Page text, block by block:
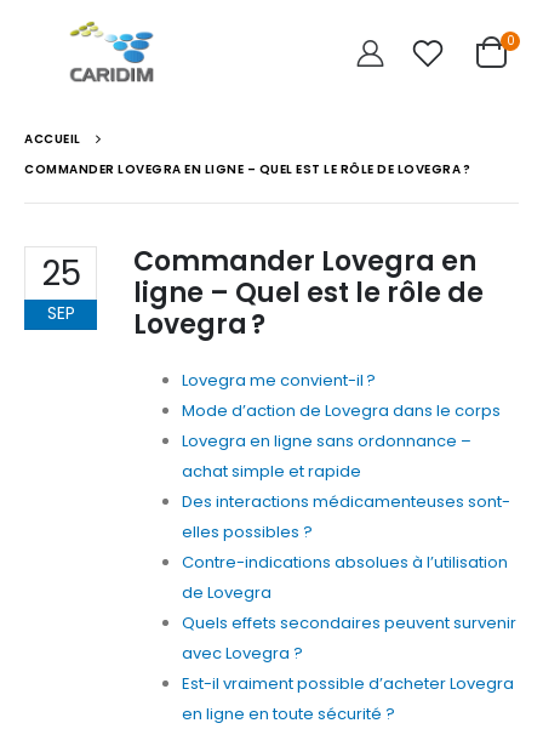
0
ACCUEIL
COMMANDER LOVEGRA EN LIGNE – QUEL EST LE RÔLE DE LOVEGRA ?
25
SEP
Commander Lovegra en
ligne – Quel est le rôle de
Lovegra ?
Lovegra me convient-il ?
Mode d’action de Lovegra dans le corps
Lovegra en ligne sans ordonnance –
achat simple et rapide
Des interactions médicamenteuses sont-
elles possibles ?
Contre-indications absolues à l’utilisation
de Lovegra
Quels effets secondaires peuvent survenir
avec Lovegra ?
Est-il vraiment possible d’acheter Lovegra
en ligne en toute sécurité ?